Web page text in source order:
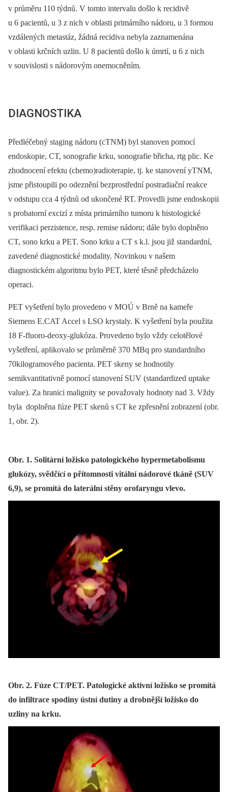
v průměru 110 týdnů. V tomto intervalu došlo k recidivě
u 6 pacientů, u 3 z nich v oblasti primárního nádoru, u 3 formou
vzdálených metastáz, žádná recidiva nebyla zaznamenána
v oblasti krčních uzlin. U 8 pacientů došlo k úmrtí, u 6 z nich
v souvislosti s nádorovým onemocněním.
DIAGNOSTIKA
Předléčebný staging nádoru (cTNM) byl stanoven pomocí
endoskopie, CT, sonografie krku, sonografie břicha, rtg plic. Ke
zhodnocení efektu (chemo)radioterapie, tj. ke stanovení yTNM,
jsme přistoupili po odeznění bezprostřední postradiační reakce
v odstupu cca 4 týdnů od ukončené RT. Provedli jsme endoskopii
s probatorní excizí z místa primárního tumoru k histologické
verifikaci perzistence, resp. remise nádoru; dále bylo doplněno
CT, sono krku a PET. Sono krku a CT s k.l. jsou již standardní,
zavedené diagnostické modality. Novinkou v našem
diagnostickém algoritmu bylo PET, které těsně předcházelo
operaci.
PET vyšetření bylo provedeno v MOÚ v Brně na kameře
Siemens E.CAT Accel s LSO krystaly. K vyšetření byla použita
18 F-fluoro-deoxy-glukóza. Provedeno bylo vždy celotělové
vyšetření, aplikovalo se průměrně 370 MBq pro standardního
70kilogramového pacienta. PET skeny se hodnotily
semikvantitativně pomocí stanovení SUV (standardized uptake
value). Za hranici malignity se považovaly hodnoty nad 3. Vždy
byla doplněna fúze PET skenů s CT ke zpřesnění zobrazení (obr.
1, obr. 2).
Obr. 1. Solitární ložisko patologického hypermetabolismu
glukózy, svědčící o přítomnosti vitální nádorové tkáně (SUV
6,9), se promítá do laterální stěny orofaryngu vlevo.
Obr. 2. Fúze CT/PET. Patologické aktivní ložisko se promítá
do infiltrace spodiny ústní dutiny a drobnější ložisko do
uzliny na krku.